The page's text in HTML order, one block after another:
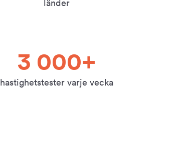
3 000+
hastighetstester varje vecka